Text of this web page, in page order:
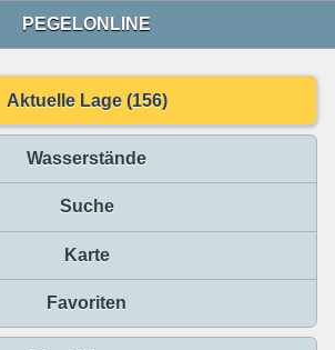
PEGELONLINE
Aktuelle Lage (156)
Wasserstände
Suche
Karte
Favoriten